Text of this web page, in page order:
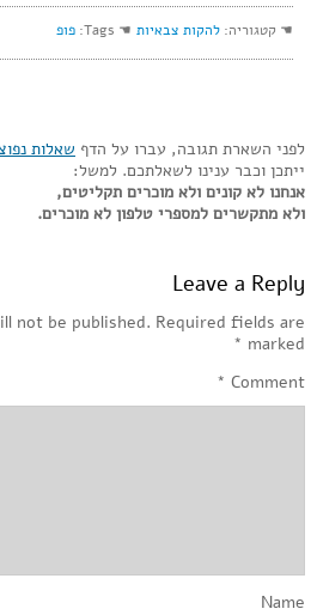
☚ קטגוריה: להקות צבאיות ☚ Tags: פופ
לפני השארת תגובה, עברו על הדף שאלות
ייתכן וכבר ענינו לשאלתכם. למשל:
אנחנו לא קונים ולא מוכרים תקליטים,
ולא מתקשרים למספרי טלפון לא מוכרים.
Leave a Reply
not be published. Required fields are
marked
*
Comment
*
Name